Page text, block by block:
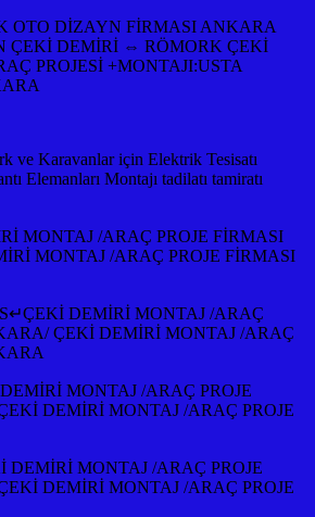
OTO DİZAYN FİRMASI ANKARA
ÇEKİ DEMİRİ ⇔ RÖMORK ÇEKİ
PROJESİ +MONTAJI:USTA
ve Karavanlar için Elektrik Tesisatı
Elemanları Montajı tadilatı tamiratı
MONTAJ /ARAÇ PROJE FİRMASI
MONTAJ /ARAÇ PROJE FİRMASI
DEMİRİ MONTAJ /ARAÇ
ÇEKİ DEMİRİ MONTAJ /ARAÇ
MONTAJ /ARAÇ PROJE
DEMİRİ MONTAJ /ARAÇ PROJE
DEMİRİ MONTAJ /ARAÇ PROJE
DEMİRİ MONTAJ /ARAÇ PROJE